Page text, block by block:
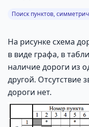
Поиск пунктов,
На рисунке схема
в виде графа, в
наличие дороги из
другой. Отсутствие
дороги нет.